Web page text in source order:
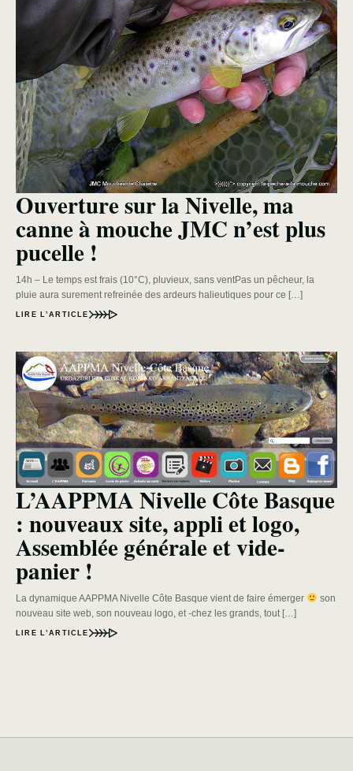
Ouverture sur la Nivelle, ma
canne à mouche JMC n’est plus
pucelle !
14h – Le temps est frais (10°C), pluvieux, sans ventPas un pêcheur, la
pluie aura surement refreinée des ardeurs halieutiques pour ce […]
LIRE L’ARTICLE
L’AAPPMA Nivelle Côte Basque
: nouveaux site, appli et logo,
Assemblée générale et vide-
panier !
La dynamique AAPPMA Nivelle Côte Basque vient de faire émerger
son
nouveau site web, son nouveau logo, et -chez les grands, tout […]
LIRE L’ARTICLE